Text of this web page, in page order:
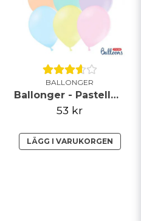
BALLONGER
Ballonger - Pastellmix - 23cm - 50pack
53 kr
LÄGG I VARUKORGEN